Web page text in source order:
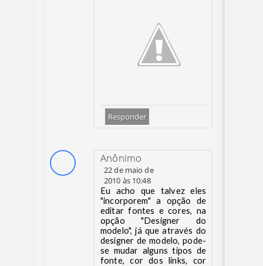
Responder
Anônimo
22 de maio de
2010 às 10:48
Eu acho que talvez eles
"incorporem" a opção de
editar fontes e cores, na
opção "Designer do
modelo", já que através do
designer de modelo, pode-
se mudar alguns tipos de
fonte, cor dos links, cor